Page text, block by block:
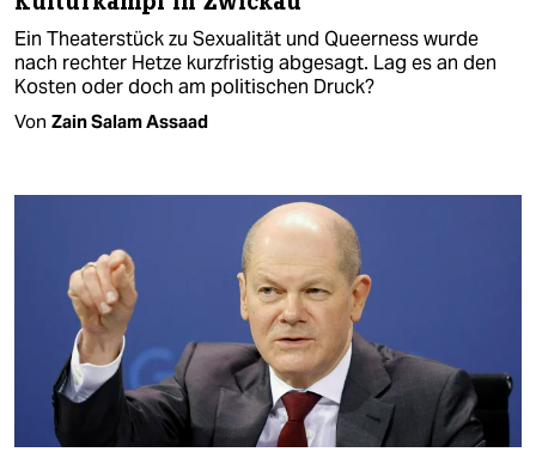
Ein Theaterstück zu Sexualität und Queerness wurde
nach rechter Hetze kurzfristig abgesagt. Lag es an den
Kosten oder doch am politischen Druck?
Von Zain Salam Assaad